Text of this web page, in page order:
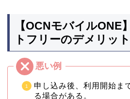
【OCNモバイルONE
トフリーのデメリット
申し込み後、利用開始ま
る場合がある。